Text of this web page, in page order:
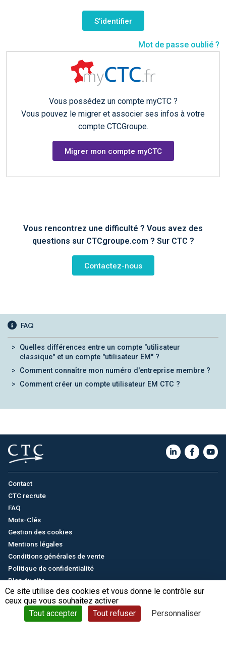
Ce site utilise des cookies et vous donne le contrôle sur
ceux que vous souhaitez activer
Tout accepter
Tout refuser Personnaliser
Mot de passe oublié ?
Vous possédez un compte myCTC ?
Vous pouvez le migrer et associer ses infos à votre
compte CTCGroupe.
Migrer mon compte myCTC
Vous rencontrez une difficulté ? Vous avez des
questions sur CTCgroupe.com ? Sur CTC ?
Contactez-nous
FAQ
Quelles différences entre un compte "utilisateur
classique" et un compte "utilisateur EM" ?
Comment connaître mon numéro d'entreprise membre ?
Comment créer un compte utilisateur EM CTC ?
Contact
CTC recrute
FAQ
Mots-Clés
Gestion des cookies
Mentions légales
Conditions générales de vente
Politique de confidentialité
Plan du site
© CTC - 2026
English/中文